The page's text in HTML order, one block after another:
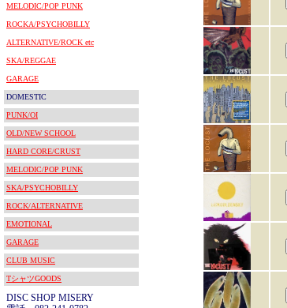
MELODIC/POP PUNK
ROCKA/PSYCHOBILLY
ALTERNATIVE/ROCK etc
SKA/REGGAE
GARAGE
DOMESTIC
PUNK/OI
OLD/NEW SCHOOL
HARD CORE/CRUST
MELODIC/POP PUNK
SKA/PSYCHOBILLY
ROCK/ALTERNATIVE
EMOTIONAL
GARAGE
CLUB MUSIC
TシャツGOODS
DISC SHOP MISERY